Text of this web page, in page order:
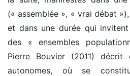
(« assemblée », « vrai débat
et dans une durée qui
des « ensembles
Pierre Bouvier (2011)
autonomes, où se